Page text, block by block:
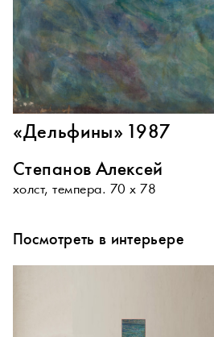
«Дельфины» 1987
Степанов Алексей
холст, темпера. 70 х 78
Посмотреть в интерьере